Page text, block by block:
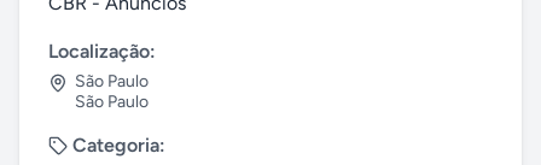
Localização:
São Paulo
São Paulo
Categoria: